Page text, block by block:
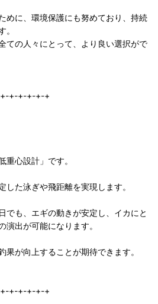
めに、環境保護にも努めており、持続
。
ての人々にとって、より良い選択がで
+-+-+-+-+
重心設計」です。
した泳ぎや飛距離を実現します。
でも、エギの動きが安定し、イカにと
演出が可能になります。
果が向上することが期待できます。
+-+-+-+-+